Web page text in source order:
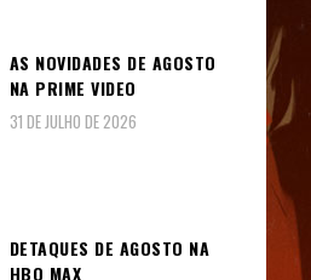
AS NOVIDADES DE AGOSTO
NA PRIME VIDEO
31 DE JULHO DE 2026
DETAQUES DE AGOSTO NA
HBO MAX